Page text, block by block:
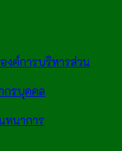
งค์การบริหารส่วน
กรบุคคล
นาการ